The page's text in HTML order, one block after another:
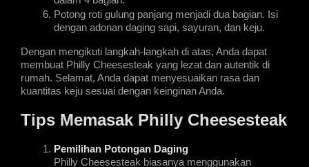
Potong roti gulung panjang menjadi dua bagian. Isi
dengan adonan daging sapi, sayuran, dan keju.
Dengan mengikuti langkah-langkah di atas, Anda dapat
membuat Philly Cheesesteak yang lezat dan autentik di
rumah. Selamat, Anda dapat menyesuaikan rasa dan
kuantitas keju sesuai dengan keinginan Anda.
Tips Memasak Philly Cheesesteak
Pemilihan Potongan Daging
Philly Cheesesteak biasanya menggunakan